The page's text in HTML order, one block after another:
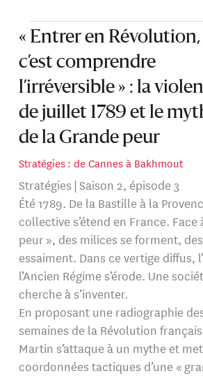
« Entrer en Révolution,
c’est comprendre
l’irréversible » : la
de juillet 1789 et le
de la Grande peur
Stratégies : de Cannes à Bakhmout
Stratégies | Saison 2, épisode 3
Été 1789. De la Bastille à la
collective s’étend en France. Face
peur », des milices se forment,
essaiment. Dans ce vertige diffus,
l’Ancien Régime s’érode. Une
cherche à s’inventer.
En proposant une radiographie
semaines de la Révolution
Martin s’attaque à un mythe et
coordonnées tactiques d’une «